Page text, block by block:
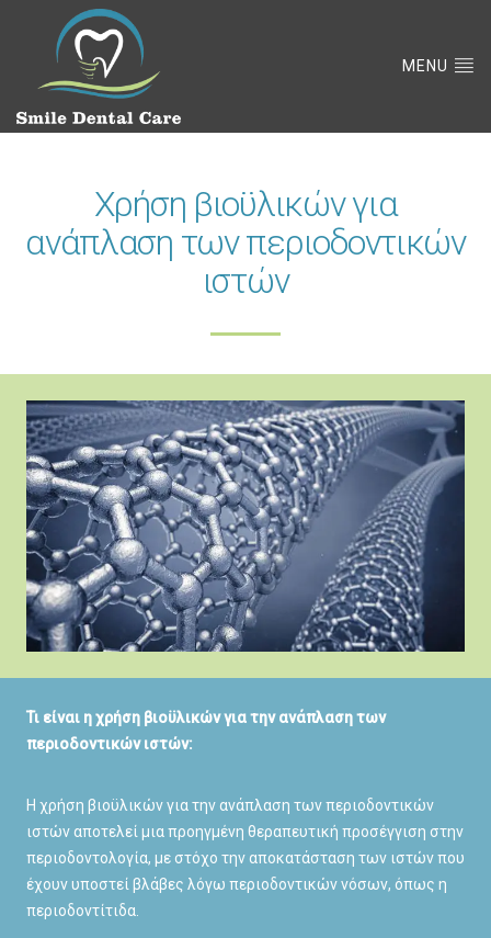
MENU
Χρήση βιοϋλικών για
ανάπλαση των περιοδοντικών
ιστών
Τι είναι η χρήση βιοϋλικών για την ανάπλαση των
περιοδοντικών ιστών:
Η χρήση βιοϋλικών για την ανάπλαση των περιοδοντικών
ιστών αποτελεί μια προηγμένη θεραπευτική προσέγγιση στην
περιοδοντολογία, με στόχο την αποκατάσταση των ιστών που
έχουν υποστεί βλάβες λόγω περιοδοντικών νόσων, όπως η
περιοδοντίτιδα.